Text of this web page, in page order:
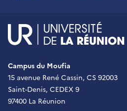
Campus du Moufia
15 avenue René Cassin, CS 92003
Saint-Denis, CEDEX 9
97400 La Réunion